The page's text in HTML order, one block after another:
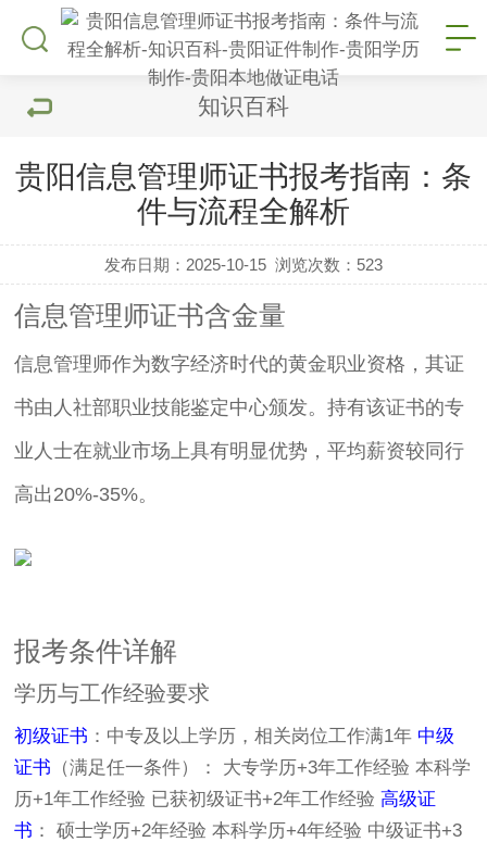
知识百科
贵阳信息管理师证书报考指南：条
件与流程全解析
发布日期：2025-10-15 浏览次数： 523
信息管理师证书含金量
信息管理师作为数字经济时代的黄金职业资格，其证
书由人社部职业技能鉴定中心颁发。持有该证书的专
业人士在就业市场上具有明显优势，平均薪资较同行
高出20%-35%。
报考条件详解
学历与工作经验要求
初级证书 ：中专及以上学历，相关岗位工作满1年 中级
证书 （满足任一条件）： 大专学历+3年工作经验 本科学
历+1年工作经验 已获初级证书+2年工作经验高级证
书 ： 硕士学历+2年经验 本科学历+4年经验 中级证书+3